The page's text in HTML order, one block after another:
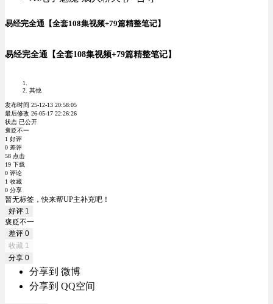
易经完全通【全套108集视频+79篇精整笔记】
易经完全通【全套108集视频+79篇精整笔记】
其他
发布时间 25-12-13 20:58:05
最后修改 26-05-17 22:26:26
状态 已公开
褒贬不一
1 好评
0 差评
58 点击
19 下载
0 评论
1 收藏
0 分享
暂无标签，快来帮UP主补充吧！
好评 1
褒贬不一
差评 0
收藏 1
分享 0
分享到 微博
分享到 QQ空间